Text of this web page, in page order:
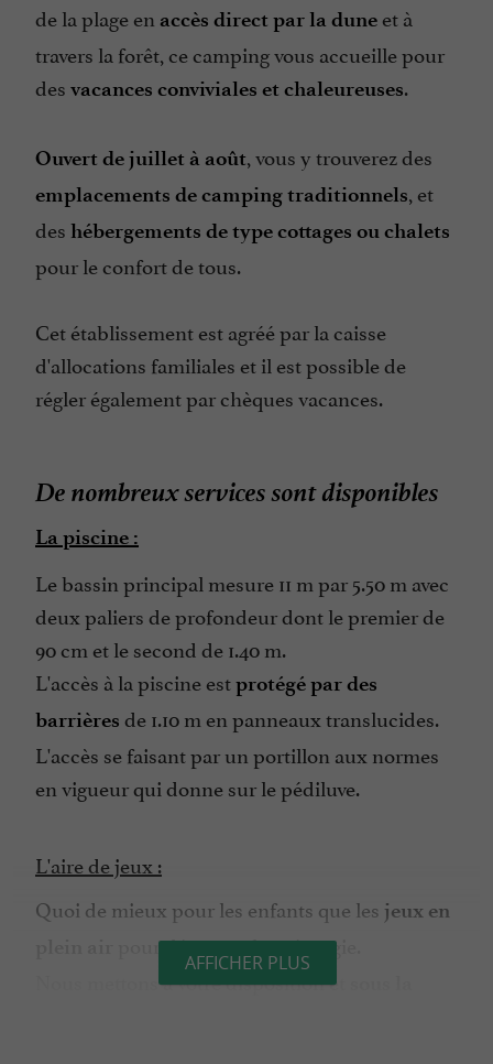
de la plage en accès direct par la dune et à
travers la forêt, ce camping vous accueille pour
des vacances conviviales et chaleureuses.
Ouvert de juillet à août, vous y trouverez des
emplacements de camping traditionnels, et
des hébergements de type cottages ou chalets
pour le confort de tous.
Cet établissement est agréé par la caisse
d'allocations familiales et il est possible de
régler également par chèques vacances.
De nombreux services sont disponibles
La piscine :
Le bassin principal mesure 11 m par 5.50 m avec
deux paliers de profondeur dont le premier de
90 cm et le second de 1.40 m.
L'accès à la piscine estprotégé par des
barrières de 1.10 m en panneaux translucides.
L'accès se faisant par un portillon aux normes
en vigueur qui donne sur le pédiluve.
L'aire de jeux :
Quoi de mieux pour les enfants que les jeux en
pour dépenser leur énergie.
Nous mettons à votre disposition et
AFFICHER PLUS